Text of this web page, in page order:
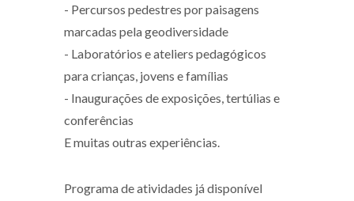
- Percursos pedestres por paisagens
marcadas pela geodiversidade
- Laboratórios e ateliers pedagógicos
para crianças, jovens e famílias
- Inaugurações de exposições, tertúlias e
conferências
E muitas outras experiências.
Programa de atividades já disponível